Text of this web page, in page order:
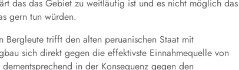
das das Gebiet zu weitläufig ist und es nicht möglich das
gern tun würden.
trifft den alten peruanischen Staat mit
sich direkt gegen die effektivste Einnahmequelle von
in der Konsequenz gegen den